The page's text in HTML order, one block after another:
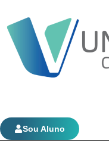
Univoltaire
Sou Aluno